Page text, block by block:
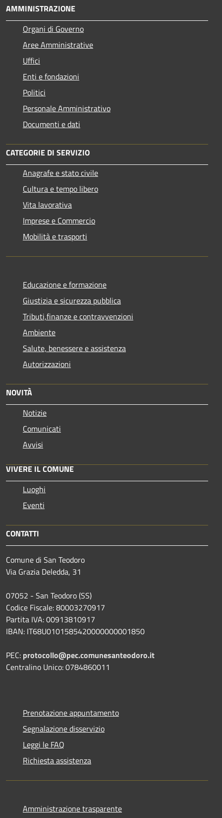
AMMINISTRAZIONE
Organi di Governo
Aree Amministrative
Uffici
Enti e fondazioni
Politici
Personale Amministrativo
Documenti e dati
CATEGORIE DI SERVIZIO
Anagrafe e stato civile
Cultura e tempo libero
Vita lavorativa
Imprese e Commercio
Mobilità e trasporti
Educazione e formazione
Giustizia e sicurezza pubblica
Tributi,finanze e contravvenzioni
Ambiente
Salute, benessere e assistenza
Autorizzazioni
NOVITÀ
Notizie
Comunicati
Avvisi
VIVERE IL COMUNE
Luoghi
Eventi
CONTATTI
Comune di San Teodoro
Via Grazia Deledda, 31
07052 - San Teodoro (SS)
Codice Fiscale: 80003270917
Partita IVA: 00913810917
IBAN: IT68U0101585420000000001850
PEC: protocollo@pec.comunesanteodoro.it
Centralino Unico: 0784860011
Prenotazione appuntamento
Segnalazione disservizio
Leggi le FAQ
Richiesta assistenza
Amministrazione trasparente